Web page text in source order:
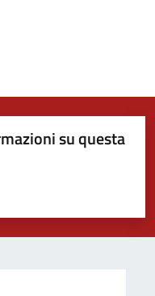
su questa